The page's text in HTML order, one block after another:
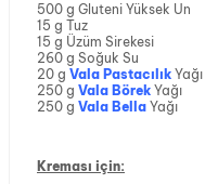
500 g Gluteni Yüksek Un
15 g Tuz
15 g Üzüm Sirekesi
260 g Soğuk Su
20 g Vala Pastacılık Yağı
250 g Vala Börek Yağı
250 g Vala Bella Yağı
Kreması için: